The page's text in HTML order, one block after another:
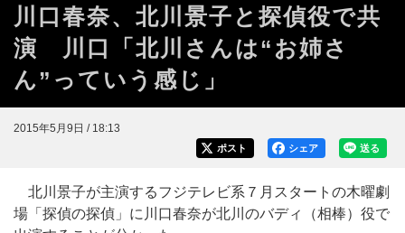
川口春奈、北川景子と探偵役で共
演 川口「北川さんは“お姉さ
ん”っていう感じ」
2015年5月9日 / 18:13
送る
シェア
ポスト
北川景子が主演するフジテレビ系７月スタートの木曜劇
場「探偵の探偵」に川口春奈が北川のバディ（相棒）役で